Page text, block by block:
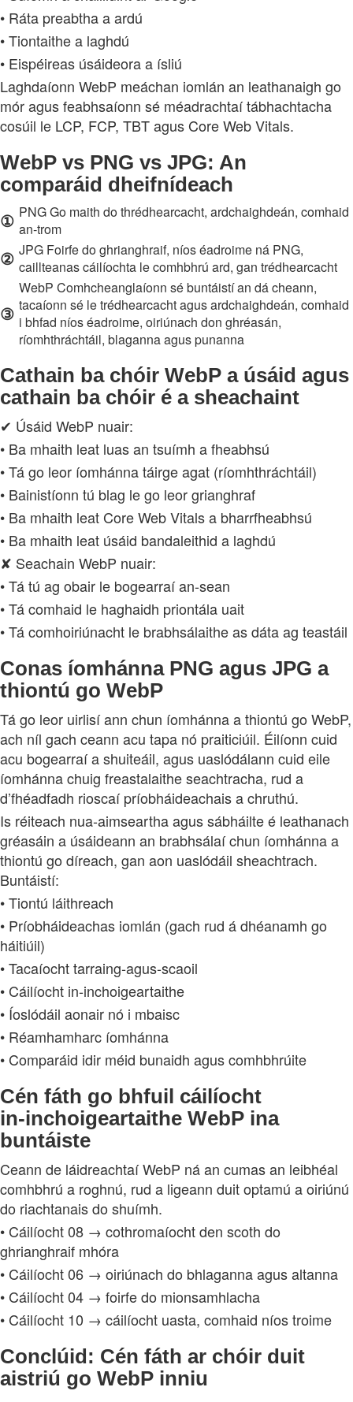
• Ráta preabtha a ardú
• Tiontaithe a laghdú
• Eispéireas úsáideora a ísliú
Laghdaíonn WebP meáchan iomlán an leathanaigh go
mór agus feabhsaíonn sé méadrachtaí tábhachtacha
cosúil le LCP, FCP, TBT agus Core Web Vitals.
WebP vs PNG vs JPG: An
comparáid dheifnídeach
① PNG Go maith do thrédhearcacht, ardchaighdeán, comhaid
an‑trom
② JPG Foirfe do ghrianghraif, níos éadroime ná PNG,
caillteanas cáilíochta le comhbhrú ard, gan trédhearcacht
③
WebP Comhcheanglaíonn sé buntáistí an dá cheann,
tacaíonn sé le trédhearcacht agus ardchaighdeán, comhaid
i bhfad níos éadroime, oiriúnach don ghréasán,
ríomhthráchtáil, blaganna agus punanna
Cathain ba chóir WebP a úsáid agus
cathain ba chóir é a sheachaint
✔ Úsáid WebP nuair:
• Ba mhaith leat luas an tsuímh a fheabhsú
• Tá go leor íomhánna táirge agat (ríomhthráchtáil)
• Bainistíonn tú blag le go leor grianghraf
• Ba mhaith leat Core Web Vitals a bharrfheabhsú
• Ba mhaith leat úsáid bandaleithid a laghdú
✘ Seachain WebP nuair:
• Tá tú ag obair le bogearraí an‑sean
• Tá comhaid le haghaidh priontála uait
• Tá comhoiriúnacht le brabhsálaithe as dáta ag teastáil
Conas íomhánna PNG agus JPG a
thiontú go WebP
Tá go leor uirlisí ann chun íomhánna a thiontú go WebP,
ach níl gach ceann acu tapa nó praiticiúil. Éilíonn cuid
acu bogearraí a shuiteáil, agus uaslódálann cuid eile
íomhánna chuig freastalaithe seachtracha, rud a
d’fhéadfadh rioscaí príobháideachais a chruthú.
Is réiteach nua‑aimseartha agus sábháilte é leathanach
gréasáin a úsáideann an brabhsálaí chun íomhánna a
thiontú go díreach, gan aon uaslódáil sheachtrach.
Buntáistí:
• Tiontú láithreach
• Príobháideachas iomlán (gach rud á dhéanamh go
háitiúil)
• Tacaíocht tarraing‑agus‑scaoil
• Cáilíocht in‑inchoigeartaithe
• Íoslódáil aonair nó i mbaisc
• Réamhamharc íomhánna
• Comparáid idir méid bunaidh agus comhbhrúite
Cén fáth go bhfuil cáilíocht
in‑inchoigeartaithe WebP ina
buntáiste
Ceann de láidreachtaí WebP ná an cumas an leibhéal
comhbhrú a roghnú, rud a ligeann duit optamú a oiriúnú
do riachtanais do shuímh.
• Cáilíocht 08 → cothromaíocht den scoth do
ghrianghraif mhóra
• Cáilíocht 06 → oiriúnach do bhlaganna agus altanna
• Cáilíocht 04 → foirfe do mionsamhlacha
• Cáilíocht 10 → cáilíocht uasta, comhaid níos troime
Conclúid: Cén fáth ar chóir duit
aistriú go WebP inniu